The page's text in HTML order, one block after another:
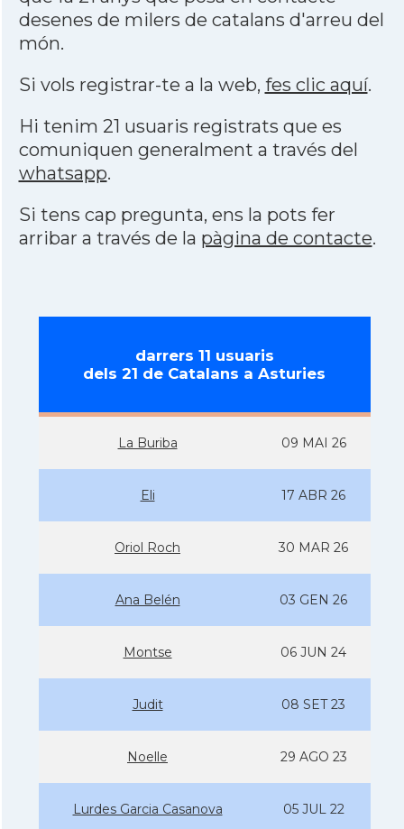
desenes de milers de catalans d'arreu del
món.
Si vols registrar-te a la web, fes clic aquí.
Hi tenim 21 usuaris registrats que es
comuniquen generalment a través del
whatsapp.
Si tens cap pregunta, ens la pots fer
arribar a través de la pàgina de contacte.
darrers 11 usuaris
dels 21 de Catalans a Asturies
La Buriba 09 MAI 26
Eli 17 ABR 26
Oriol Roch 30 MAR 26
Ana Belén 03 GEN 26
Montse 06 JUN 24
Judit 08 SET 23
Noelle 29 AGO 23
Lurdes Garcia Casanova 05 JUL 22